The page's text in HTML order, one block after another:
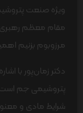
ویژه صنعت
مقام معظم رهبری
مرزوبوم بزنیم
دکتر زمان‌پور با
پتروشیمی جم است،
شرایط مادی و